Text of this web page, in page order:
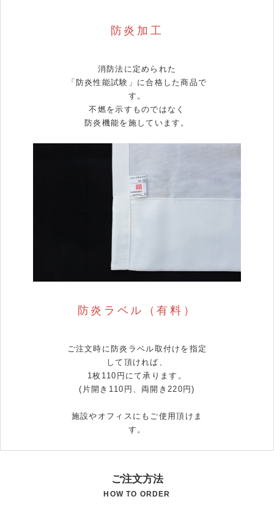
ご注文方法
HOW TO ORDER
防炎加工
消防法に定められた
「防炎性能試験」に合格した商品で
す。
不燃を示すものではなく
防炎機能を施しています。
防炎ラベル（有料）
ご注文時に防炎ラベル取付けを指定
して頂ければ、
1枚110円にて承ります。
(片開き110円、両開き220円)
施設やオフィスにもご使用頂けま
す。